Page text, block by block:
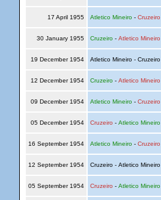
17 April 1955 Atletico Mineiro- Cruzeiro
30 January 1955 Cruzeiro- Atletico Mineiro
19 December 1954 Atletico Mineiro - Cruzeiro
12 December 1954 Cruzeiro- Atletico Mineiro
09 December 1954 Atletico Mineiro- Cruzeiro
05 December 1954 Cruzeiro - Atletico Mineiro
16 September 1954 Atletico Mineiro- Cruzeiro
12 September 1954 Cruzeiro - Atletico Mineiro
05 September 1954 Cruzeiro - Atletico Mineiro